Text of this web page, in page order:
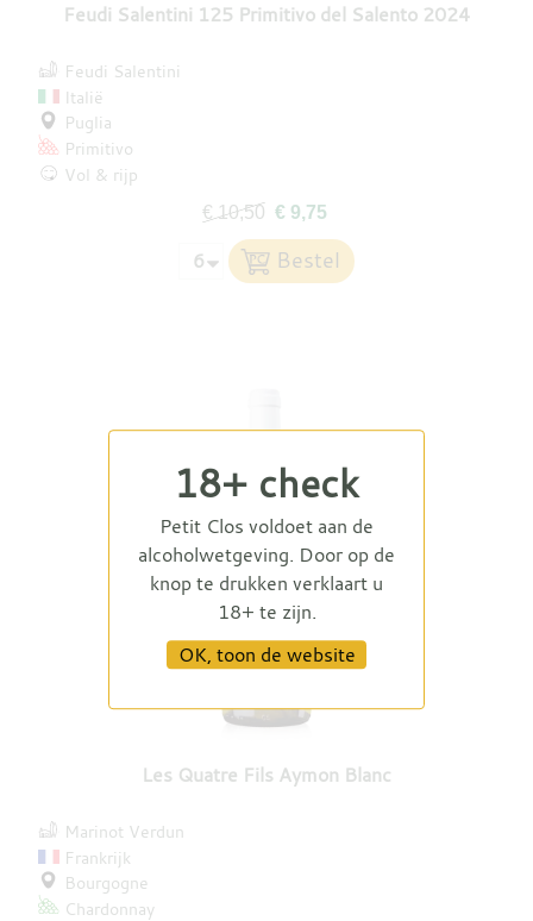
Feudi Salentini 125 Primitivo del Salento 2024
Feudi Salentini
Italië
Puglia
Primitivo
Vol & rijp
€ 10,50 € 9,75
Les Quatre Fils Aymon Blanc
Marinot Verdun
Frankrijk
Bourgogne
Chardonnay
18+ check
Petit Clos voldoet aan de
alcoholwetgeving. Door op de
knop te drukken verklaart u
18+ te zijn.
OK, toon de website